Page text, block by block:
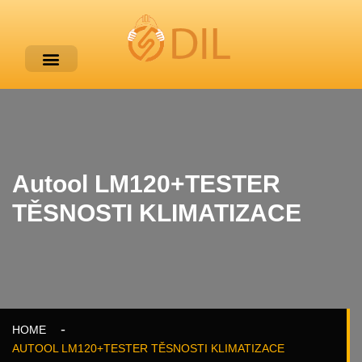
Autool LM120+TESTER
TĚSNOSTI KLIMATIZACE
HOME
AUTOOL LM120+TESTER TĚSNOSTI KLIMATIZACE